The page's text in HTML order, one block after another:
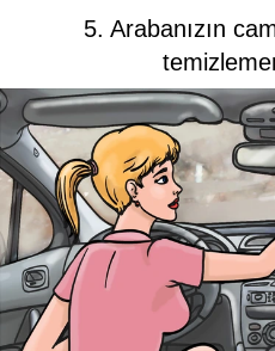
5. Arabanızın